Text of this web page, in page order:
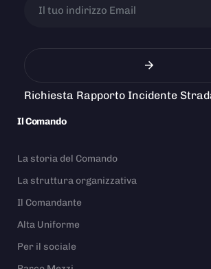
Richiesta Rapporto Incidente
Il Comando
La storia del Comando
La struttura organizzativa
Il Comandante
Alta Uniforme
Per il sociale